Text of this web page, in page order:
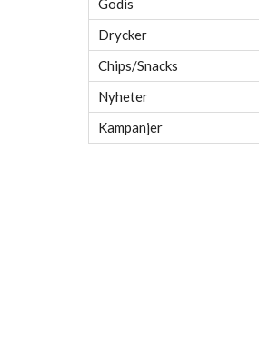
Godis
Drycker
Chips/Snacks
Nyheter
Kampanjer